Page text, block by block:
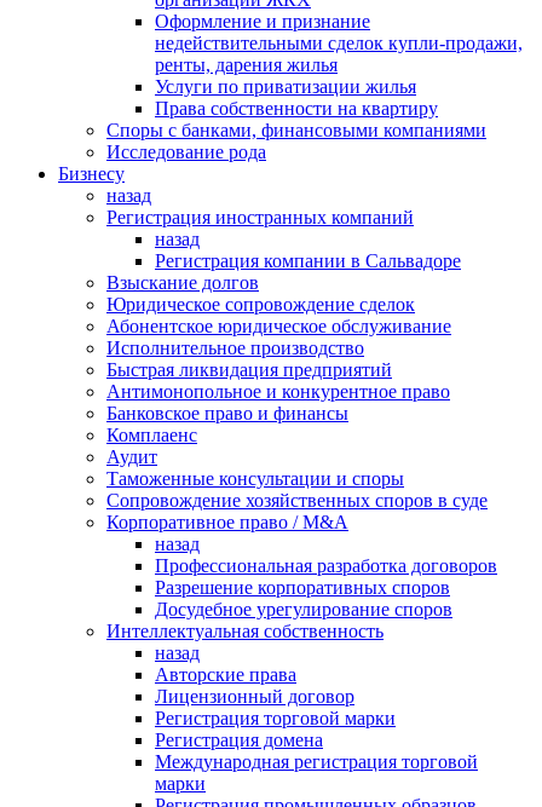
Оформление и признание
недействительными сделок купли-продажи,
ренты, дарения жилья
Услуги по приватизации жилья
Права собственности на квартиру
Cпоры с банками, финансовыми компаниями
Исследование рода
Бизнесу
назад
Регистрация иностранных компаний
назад
Регистрация компании в Сальвадоре
Взыскание долгов
Юридическое сопровождение сделок
Абонентское юридическое обслуживание
Исполнительное производство
Быстрая ликвидация предприятий
Антимонопольное и конкурентное право
Банковское право и финансы
Комплаенс
Аудит
Таможенные консультации и споры
Сопровождение хозяйственных споров в суде
Корпоративное право / M&A
назад
Профессиональная разработка договоров
Разрешение корпоративных споров
Досудебное урегулирование споров
Интеллектуальная собственность
назад
Авторские права
Лицензионный договор
Регистрация торговой марки
Регистрация домена
Международная регистрация торговой
марки